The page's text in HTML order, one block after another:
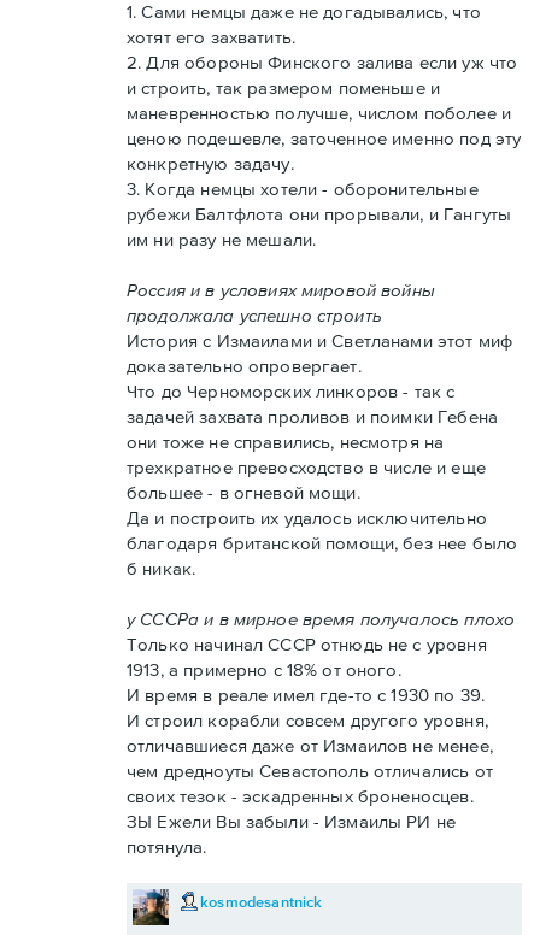
1. Сами немцы даже не догадывались, что
хотят его захватить.
2. Для обороны Финского залива если уж что
и строить, так размером поменьше и
маневренностью получше, числом поболее и
ценою подешевле, заточенное именно под эту
конкретную задачу.
3. Когда немцы хотели - оборонительные
рубежи Балтфлота они прорывали, и Гангуты
им ни разу не мешали.
Россия и в условиях мировой войны
продолжала успешно строить
История с Измаилами и Светланами этот миф
доказательно опровергает.
Что до Черноморских линкоров - так с
задачей захвата проливов и поимки Гебена
они тоже не справились, несмотря на
трехкратное превосходство в числе и еще
большее - в огневой мощи.
Да и построить их удалось исключительно
благодаря британской помощи, без нее было
б никак.
у СССРа и в мирное время получалось плохо
Только начинал СССР отнюдь не с уровня
1913, а примерно с 18% от оного.
И время в реале имел где-то с 1930 по 39.
И строил корабли совсем другого уровня,
отличавшиеся даже от Измаилов не менее,
чем дредноуты Севастополь отличались от
своих тезок - эскадренных броненосцев.
ЗЫ Ежели Вы забыли - Измаилы РИ не
потянула.
kosmodesantnick